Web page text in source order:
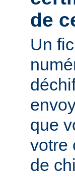
de
Un
que
votre
de